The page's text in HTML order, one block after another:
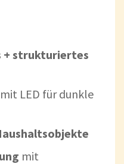
+ strukturiertes
mit LED für dunkle
mit